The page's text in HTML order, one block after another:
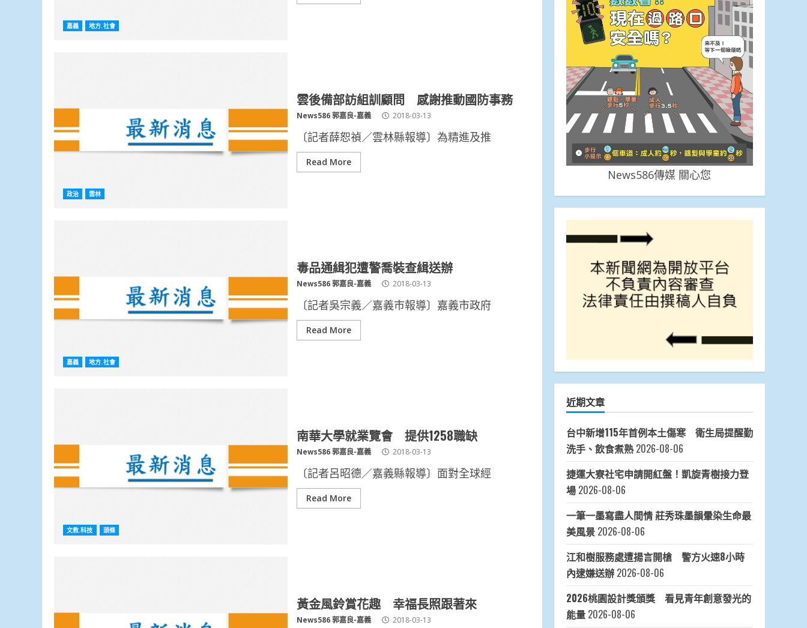
嘉義 地方.社會
政治 雲林
雲後備部訪組訓顧問 感謝推動國防事務
News586 郭嘉良-嘉義 2018-03-13
〔記者薛恕禎／雲林縣報導〕為精進及推
Read More
嘉義 地方.社會
毒品通緝犯遭警喬裝查緝送辦
News586 郭嘉良-嘉義 2018-03-13
〔記者吳宗義／嘉義市報導〕嘉義市政府
Read More
文教.科技 頭條
南華大學就業覽會 提供1258職缺
News586 郭嘉良-嘉義 2018-03-13
〔記者呂昭德／嘉義縣報導〕面對全球經
Read More
黃金風鈴賞花趣 幸福長照跟著來
News586 郭嘉良-嘉義 2018-03-13
News586傳媒 關心您
近期文章
台中新增115年首例本土傷寒 衛生局提醒勤
洗手、飲食煮熟 2026-08-06
捷運大寮社宅申請開紅盤！凱旋青樹接力登
場 2026-08-06
一筆一墨寫盡人間情 莊秀珠墨韻暈染生命最
美風景 2026-08-06
江和樹服務處遭揚言開槍 警方火速8小時
內逮嫌送辦 2026-08-06
2026桃園設計獎頒獎 看見青年創意發光的
能量 2026-08-06